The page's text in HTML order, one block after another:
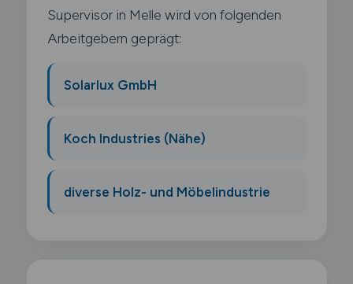
Supervisor in Melle wird von folgenden
Arbeitgebern geprägt:
Solarlux GmbH
Koch Industries (Nähe)
diverse Holz- und Möbelindustrie